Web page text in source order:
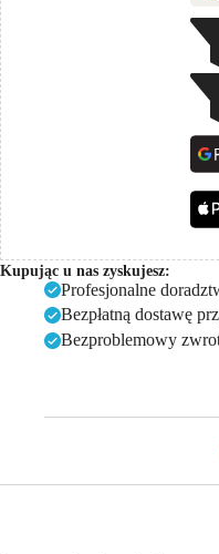
Kupując u nas zyskujesz:
Profesjonalne
Bezpłatną dostawę
Bezproblemowy